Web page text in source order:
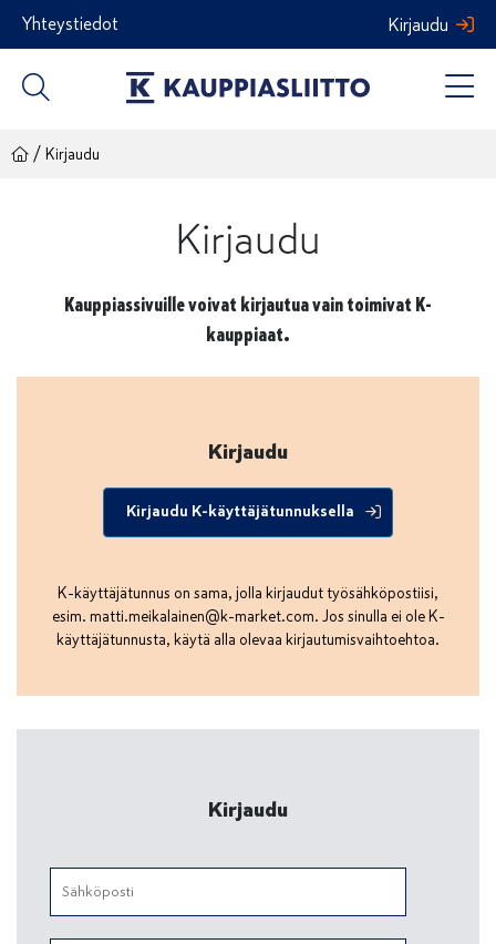
Siirry
sisältöön
Yhteystiedot Kirjaudu
/ Kirjaudu
Kirjaudu
Kauppiassivuille voivat kirjautua vain toimivat K-
kauppiaat.
Kirjaudu
Kirjaudu K-käyttäjätunnuksella
K-käyttäjätunnus on sama, jolla kirjaudut työsähköpostiisi,
esim. matti.meikalainen@k-market.com. Jos sinulla ei ole K-
käyttäjätunnusta, käytä alla olevaa kirjautumisvaihtoehtoa.
Kirjaudu